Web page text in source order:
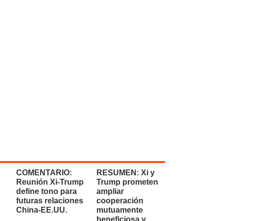
COMENTARIO:
Reunión Xi-Trump
define tono para
futuras relaciones
China-EE.UU.
RESUMEN: Xi y
Trump prometen
ampliar
cooperación
mutuamente
beneficiosa y